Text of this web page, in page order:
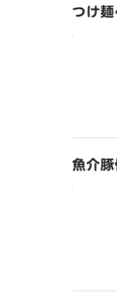
つけ
魚介